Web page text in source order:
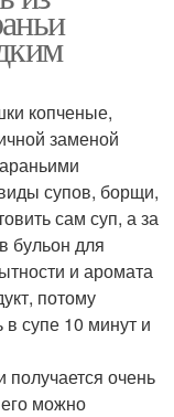
копченые,
заменой
супов, борщи,
сам суп, а за
бульон для
и аромата
потому
супе 10 минут и
очень
можно